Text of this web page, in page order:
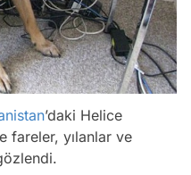
’daki Helice
fareler, yılanlar ve